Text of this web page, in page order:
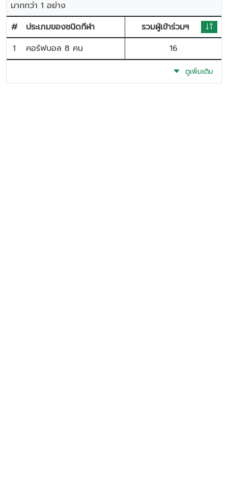
มากกว่า 1 อย่าง
#
ประเภมของชนิดกีฬา
รวมผู้เข้าร่วมฯ
1
คอร์ฟบอล 8 คน 16
ดูเพิ่มเติม